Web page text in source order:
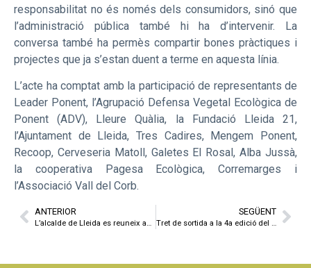
responsabilitat no és només dels consumidors, sinó que
l’administració pública també hi ha d’intervenir. La
conversa també ha permès compartir bones pràctiques i
projectes que ja s’estan duent a terme en aquesta línia.
L’acte ha comptat amb la participació de representants de
Leader Ponent, l’Agrupació Defensa Vegetal Ecològica de
Ponent (ADV), Lleure Quàlia, la Fundació Lleida 21,
l’Ajuntament de Lleida, Tres Cadires, Mengem Ponent,
Recoop, Cerveseria Matoll, Galetes El Rosal, Alba Jussà,
la cooperativa Pagesa Ecològica, Corremarges i
l’Associació Vall del Corb.
ANTERIOR
L’alcalde de Lleida es reuneix amb l’entitat Ponent Coopera
SEGÜENT
Tret de sortida a la 4a edició del programa FEMCOOP!